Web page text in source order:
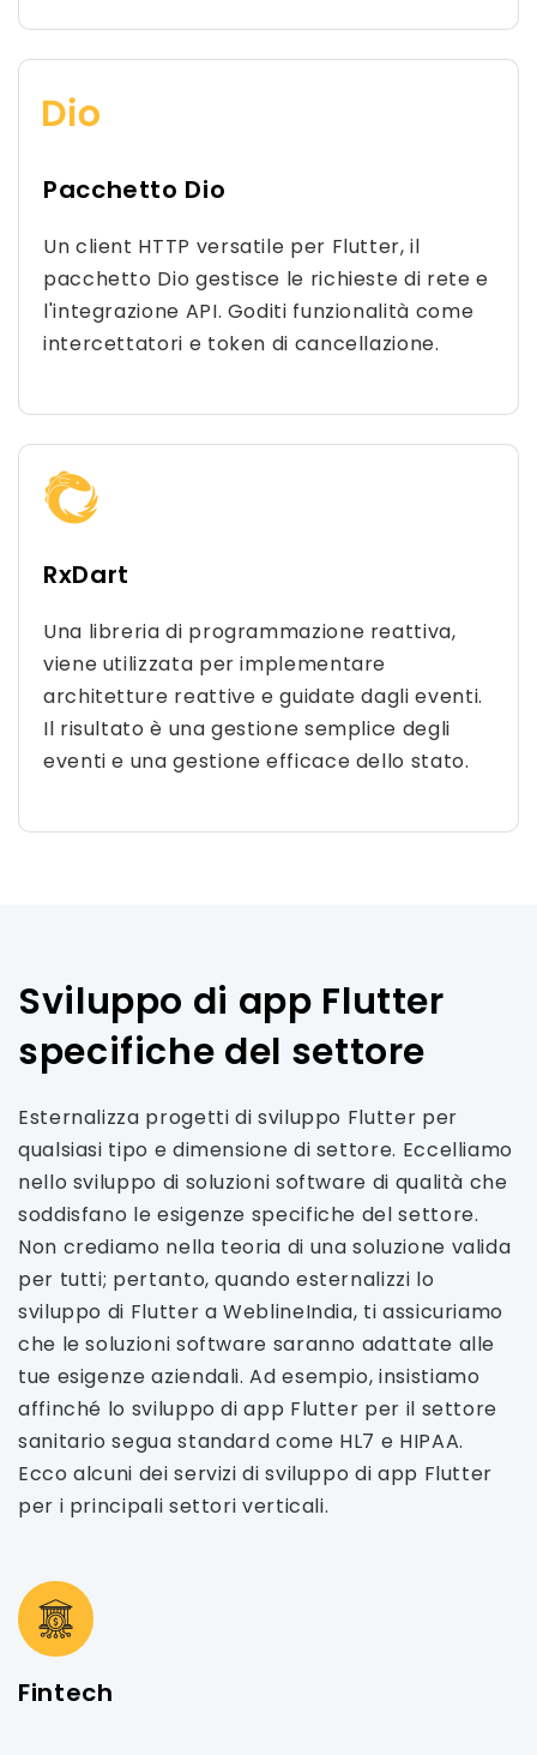
Pacchetto Dio
Un client HTTP versatile per Flutter, il
pacchetto Dio gestisce le richieste di rete e
l'integrazione API. Goditi funzionalità come
intercettatori e token di cancellazione.
RxDart
Una libreria di programmazione reattiva,
viene utilizzata per implementare
architetture reattive e guidate dagli eventi.
Il risultato è una gestione semplice degli
eventi e una gestione efficace dello stato.
Sviluppo di app Flutter
specifiche del settore
Esternalizza progetti di sviluppo Flutter per
qualsiasi tipo e dimensione di settore. Eccelliamo
nello sviluppo di soluzioni software di qualità che
soddisfano le esigenze specifiche del settore.
Non crediamo nella teoria di una soluzione valida
per tutti; pertanto, quando esternalizzi lo
sviluppo di Flutter a WeblineIndia, ti assicuriamo
che le soluzioni software saranno adattate alle
tue esigenze aziendali. Ad esempio, insistiamo
affinché lo sviluppo di app Flutter per il settore
sanitario segua standard come HL7 e HIPAA.
Ecco alcuni dei servizi di sviluppo di app Flutter
per i principali settori verticali.
Fintech